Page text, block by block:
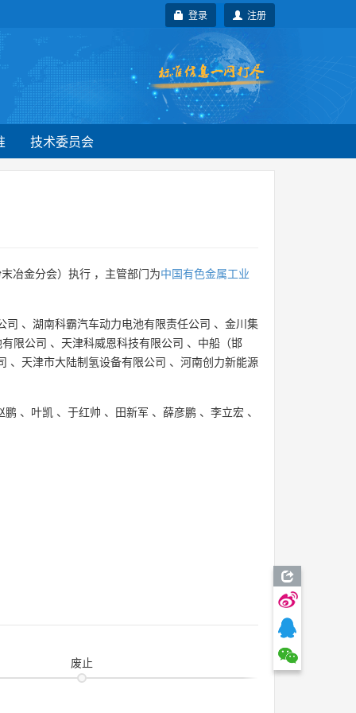
注册
登录
技术委员会
冶金分会）执行 ，主管部门为中国有色金属工业
司 、 湖南科霸汽车动力电池有限责任公司 、 金川集
限公司 、 天津科威恩科技有限公司 、 中船（邯
、 天津市大陆制氢设备有限公司 、 河南创力新能源
鹏 、 叶凯 、 于红帅 、 田新军 、 薛彦鹏 、 李立宏 、
废止